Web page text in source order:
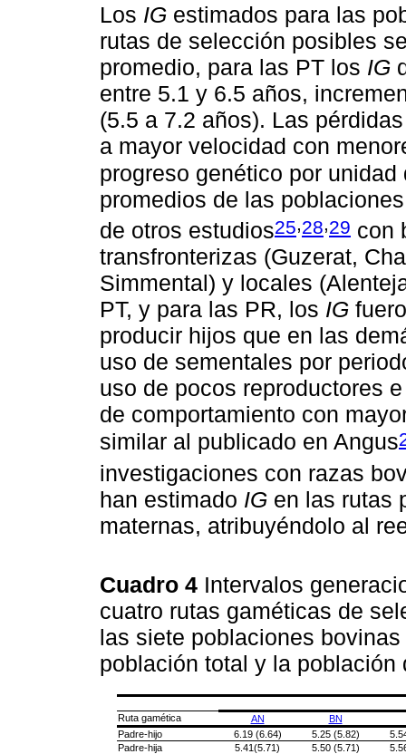
Los IG estimados para las
rutas de selección posibles
promedio, para las PT los IG
entre 5.1 y 6.5 años,
(5.5 a 7.2 años). Las
a mayor velocidad con
progreso genético por unidad
promedios de las
de otros estudios25,28,29 con
transfronterizas (Guzerat,
Simmental) y locales
PT, y para las PR, los IG
producir hijos que en las
uso de sementales por
uso de pocos reproductores
de comportamiento con
similar al publicado en Angus
investigaciones con razas
han estimado IG en las rutas
maternas, atribuyéndolo al
Cuadro 4 Intervalos
cuatro rutas gaméticas de
las siete poblaciones
población total y la
Ruta gamética AN
BN
Padre-hijo
6.19 (6.64) 5.25 (5.82)
Padre-hija
5.41(5.71) 5.50 (5.71)